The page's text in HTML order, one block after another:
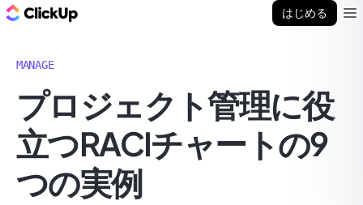
はじめる
MANAGE
プロジェクト管理に役
立つRACIチャートの9
つの実例